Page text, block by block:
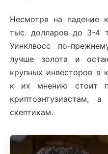
Несмотря на падение
тыс. долларов до 3-4
Уинклвосс по-
лучше золота и
крупных инвесторов в
к их мнению стоит
криптоэнтузиастам,
скептикам.